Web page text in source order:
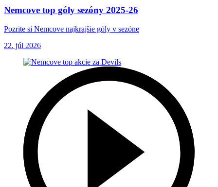
Nemcove top góly sezóny 2025-26
Pozrite si Nemcove najkrajšie góly v sezóne
22. júl 2026